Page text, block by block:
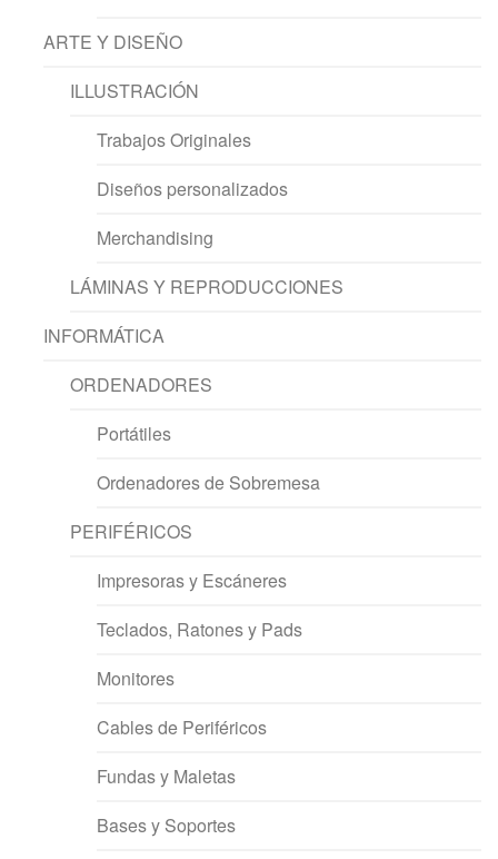
ARTE Y DISEÑO
ILLUSTRACIÓN
Trabajos Originales
Diseños personalizados
Merchandising
LÁMINAS Y REPRODUCCIONES
INFORMÁTICA
ORDENADORES
Portátiles
Ordenadores de Sobremesa
PERIFÉRICOS
Impresoras y Escáneres
Teclados, Ratones y Pads
Monitores
Cables de Periféricos
Fundas y Maletas
Bases y Soportes